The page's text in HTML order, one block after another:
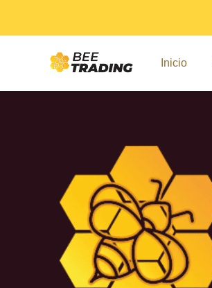
Inicio